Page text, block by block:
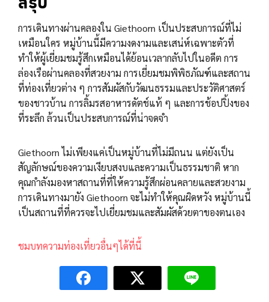
การเดินทางผ่านคลองใน Giethoorn เป็นประสบการณ์ที่ไม่
เหมือนใคร หมู่บ้านนี้มีความงดงามและเสน่ห์เฉพาะตัวที่
ทำให้ผู้เยี่ยมชมรู้สึกเหมือนได้ย้อนเวลากลับไปในอดีต การ
ล่องเรือผ่านคลองที่สวยงาม การเยี่ยมชมพิพิธภัณฑ์และสถาน
ที่ท่องเที่ยวต่าง ๆ การสัมผัสกับวัฒนธรรมและประวัติศาสตร์
ของชาวบ้าน การลิ้มรสอาหารดัตช์แท้ ๆ และการช้อปปิ้งของ
ที่ระลึก ล้วนเป็นประสบการณ์ที่น่าจดจำ
Giethoorn ไม่เพียงแค่เป็นหมู่บ้านที่ไม่มีถนน แต่ยังเป็น
สัญลักษณ์ของความเงียบสงบและความเป็นธรรมชาติ หาก
คุณกำลังมองหาสถานที่ที่ให้ความรู้สึกผ่อนคลายและสวยงาม
การเดินทางมายัง Giethoorn จะไม่ทำให้คุณผิดหวัง หมู่บ้านนี้
เป็นสถานที่ที่ควรจะไปเยี่ยมชมและสัมผัสด้วยตาของตนเอง
ชมบทความท่องเที่ยวอื่นๆได้ที่นี้